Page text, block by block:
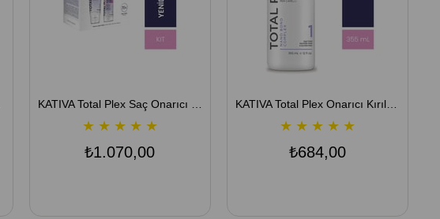
KATIVA Total Plex Saç Onarıcı Bakım Kiti - Kırılma Karşıtı
★ ★ ★ ★ ★
₺1.070,00
KATIVA Total Plex Onarıcı Kırılma Karşıtı Şampuan 355 mL
★ ★ ★ ★ ★
₺684,00